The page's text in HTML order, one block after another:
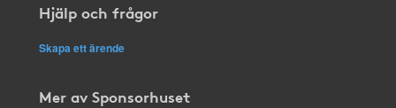
Hjälp och frågor
Skapa ett ärende
Mer av Sponsorhuset